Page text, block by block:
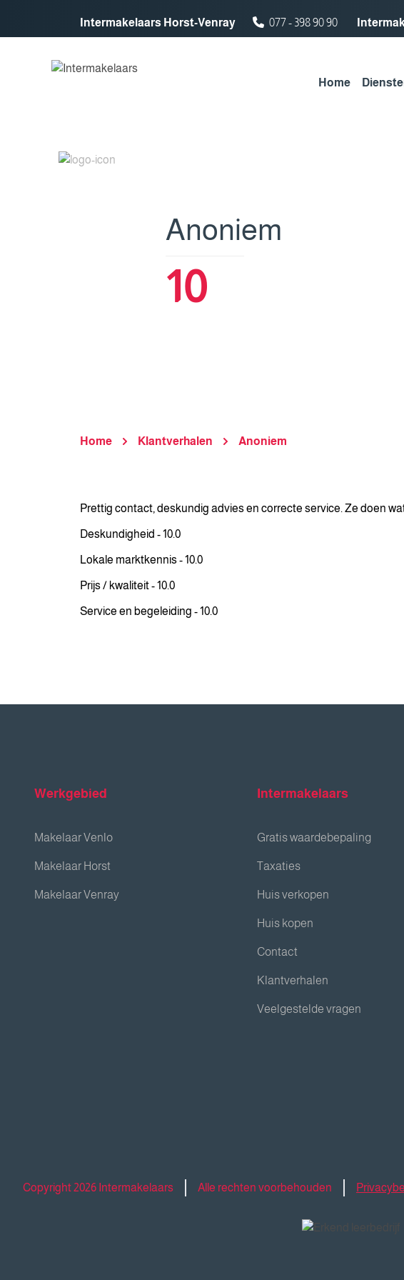
Intermakelaars Horst-Venray
077 - 398 90 90
Home
Anoniem
10
Home Klantverhalen Anoniem
Prettig contact, deskundig advies en correcte service. Ze doen
Deskundigheid - 10.0
Lokale marktkennis - 10.0
Prijs / kwaliteit - 10.0
Service en begeleiding - 10.0
Werkgebied
Makelaar Venlo
Makelaar Horst
Makelaar Venray
Intermakelaars
Gratis waardebepaling
Taxaties
Huis verkopen
Huis kopen
Contact
Klantverhalen
Veelgestelde vragen
Copyright 2026 Intermakelaars Alle rechten voorbehouden